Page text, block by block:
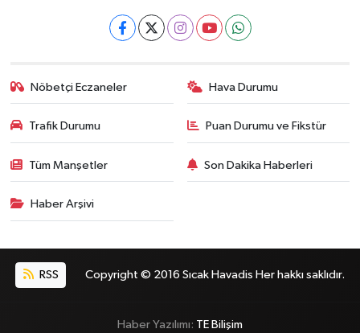
Nöbetçi Eczaneler Hava Durumu
Trafik Durumu Puan Durumu ve Fikstür
Tüm Manşetler Son Dakika Haberleri
Haber Arşivi
RSS Copyright © 2016 Sıcak Havadis Her hakkı saklıdır.
Haber Yazılımı: TE Bilişim